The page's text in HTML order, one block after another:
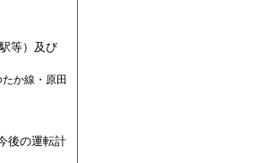
等）及び
か線・原田
後の運転計